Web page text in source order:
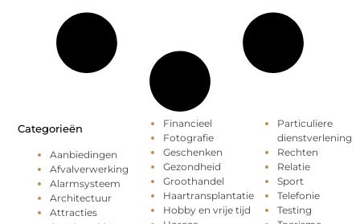
Categorieën
Aanbiedingen
Afvalverwerking
Alarmsysteem
Architectuur
Attracties
Financieel
Fotografie
Geschenken
Gezondheid
Groothandel
Haartransplantatie
Hobby en vrije tijd
Particuliere
dienstverlening
Rechten
Relatie
Sport
Telefonie
Testing